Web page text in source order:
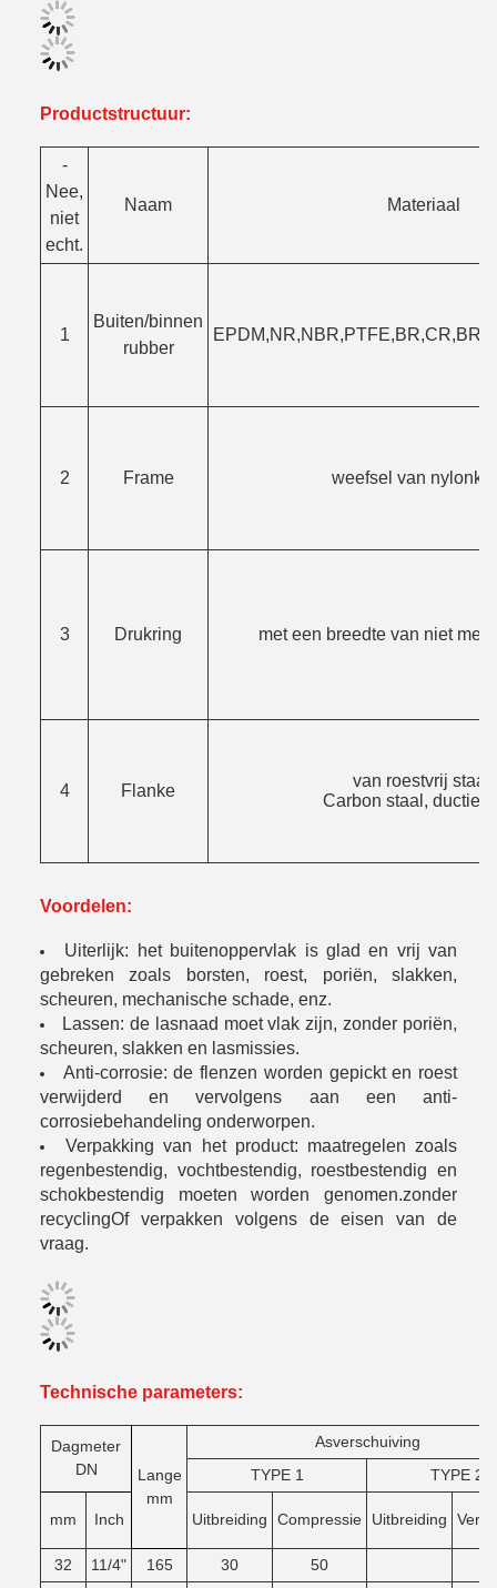
Productstructuur:
-
Nee,
niet
echt.
Naam Materiaal
1
Buiten/binnen
rubber
2 Frame weefsel van
3 Drukring met een breedte van niet
4 Flanke
van roestvrij staal,
Carbon staal, ductiel
Voordelen:
Uiterlijk: het buitenoppervlak is glad en vrij van
gebreken zoals borsten, roest, poriën, slakken,
scheuren, mechanische schade, enz.
Lassen: de lasnaad moet vlak zijn, zonder poriën,
scheuren, slakken en lasmissies.
Anti-corrosie: de flenzen worden gepickt en roest
verwijderd en vervolgens aan een anti-
corrosiebehandeling onderworpen.
Verpakking van het product: maatregelen zoals
regenbestendig, vochtbestendig, roestbestendig en
schokbestendig moeten worden genomen.zonder
recyclingOf verpakken volgens de eisen van de
vraag.
Technische parameters:
Dagmeter
DN
Lange
mm
Asverschuiving
TYPE 1
TYPE 2
mm Inch Uitbreiding Compressie Uitbreiding
32 11/4" 165 30 50